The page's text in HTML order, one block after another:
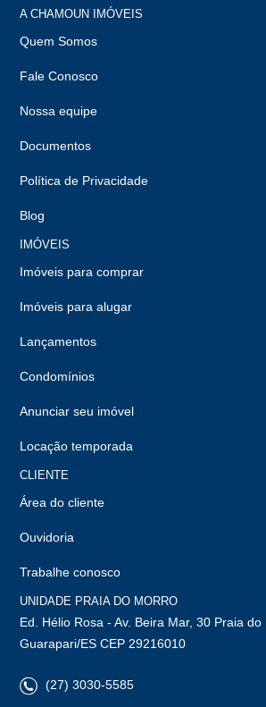
A CHAMOUN IMÓVEIS
Quem Somos
Fale Conosco
Nossa equipe
Documentos
Política de Privacidade
Blog
IMÓVEIS
Imóveis para comprar
Imóveis para alugar
Lançamentos
Condomínios
Anunciar seu imóvel
Locação temporada
CLIENTE
Área do cliente
Ouvidoria
Trabalhe conosco
UNIDADE PRAIA DO MORRO
Ed. Hélio Rosa - Av. Beira Mar, 30 Praia do
Guarapari/ES CEP 29216010
(27) 3030-5585